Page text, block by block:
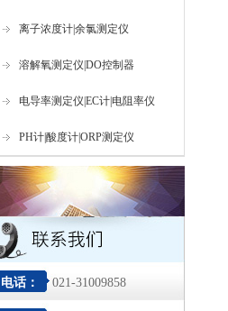
离子浓度计|余氯测定仪
溶解氧测定仪|DO控制器
电导率测定仪|EC计|电阻率仪
PH计|酸度计|ORP测定仪
电话： 021-31009858